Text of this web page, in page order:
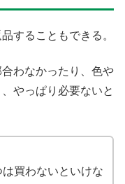
することもできる。
わなかったり、色や
やっぱり必要ないと
買わないといけな